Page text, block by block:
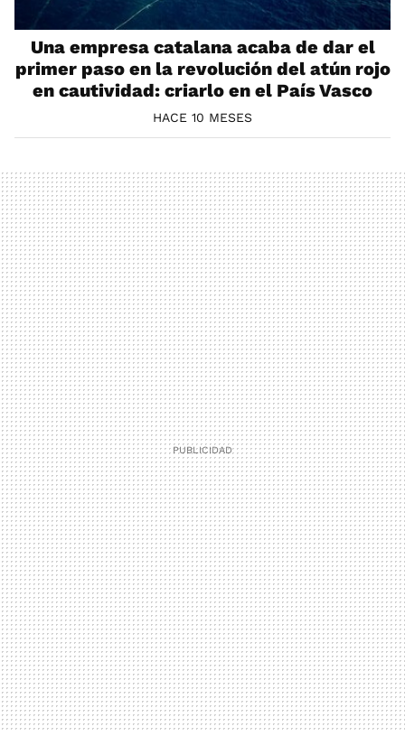
Una empresa catalana acaba de dar el
primer paso en la revolución del atún rojo
en cautividad: criarlo en el País Vasco
HACE 10 MESES